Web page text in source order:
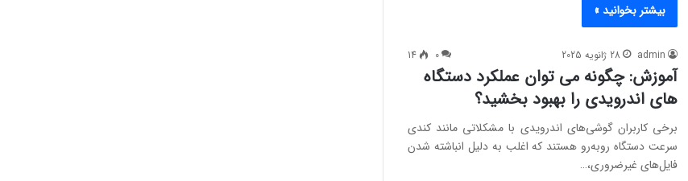
بیشتر بخوانید »
admin 28 ژانویه 2025 0
14
آموزش: چگونه می توان عملکرد دستگاه
های اندرویدی را بهبود بخشید؟
برخی کاربران گوشی‌های اندرویدی با مشکلاتی مانند کندی
سرعت دستگاه روبه‌رو هستند که اغلب به دلیل انباشته شدن
فایل‌های غیرضروری،…